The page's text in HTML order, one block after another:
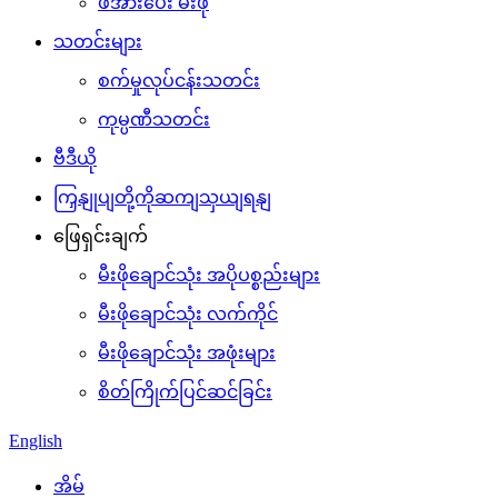
သတင်းများ
စက်မှုလုပ်ငန်းသတင်း
ကုမ္ပဏီသတင်း
ဗီဒီယို
ကြှနျုပျတို့ကိုဆကျသှယျရနျ
ဖြေရှင်းချက်
မီးဖိုချောင်သုံး အပိုပစ္စည်းများ
မီးဖိုချောင်သုံး လက်ကိုင်
မီးဖိုချောင်သုံး အဖုံးများ
စိတ်ကြိုက်ပြင်ဆင်ခြင်း
English
အိမ်